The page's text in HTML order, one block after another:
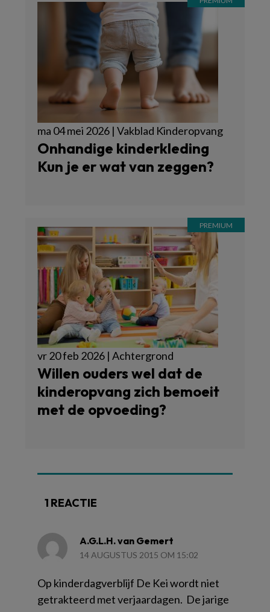
ma 04 mei 2026 | Vakblad Kinderopvang
Onhandige kinderkleding
Kun je er wat van zeggen?
vr 20 feb 2026 | Achtergrond
Willen ouders wel dat de
kinderopvang zich bemoeit
met de opvoeding?
1 REACTIE
A.G.L.H. van Gemert
14 AUGUSTUS 2015 OM 15:02
Op kinderdagverblijf De Kei wordt niet
getrakteerd met verjaardagen. De jarige